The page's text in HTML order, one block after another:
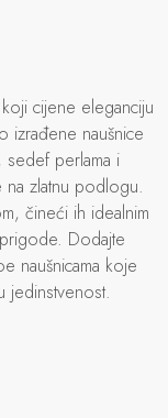
cijene eleganciju
izrađene naušnice
sedef perlama i
na zlatnu podlogu.
čineći ih idealnim
Dodajte
naušnicama koje
jedinstvenost.